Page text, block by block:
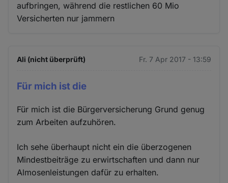
aufbringen, während die restlichen 60 Mio
Versicherten nur jammern
Ali (nicht überprüft) Fr. 7 Apr 2017 - 13:59
Für mich ist die
Für mich ist die Bürgerversicherung Grund genug
zum Arbeiten aufzuhören.
Ich sehe überhaupt nicht ein die überzogenen
Mindestbeiträge zu erwirtschaften und dann nur
Almosenleistungen dafür zu erhalten.